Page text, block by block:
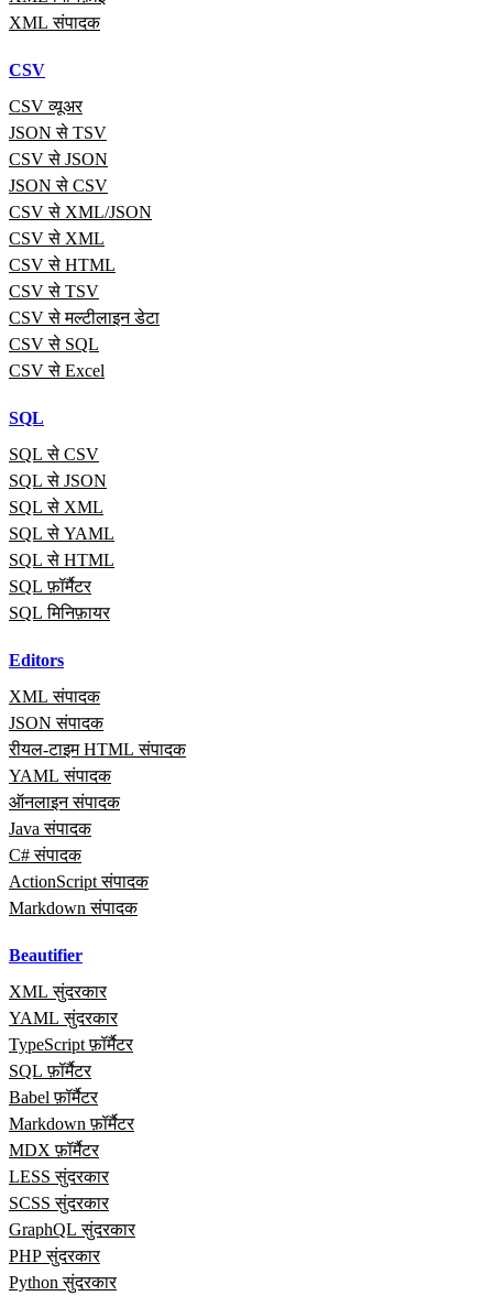
XML संपादक
CSV
CSV व्यूअर
JSON से TSV
CSV से JSON
JSON से CSV
CSV से XML/JSON
CSV से XML
CSV से HTML
CSV से TSV
CSV से मल्टीलाइन डेटा
CSV से SQL
CSV से Excel
SQL
SQL से CSV
SQL से JSON
SQL से XML
SQL से YAML
SQL से HTML
SQL फ़ॉर्मैटर
SQL मिनिफ़ायर
Editors
XML संपादक
JSON संपादक
रीयल‑टाइम HTML संपादक
YAML संपादक
ऑनलाइन संपादक
Java संपादक
C# संपादक
ActionScript संपादक
Markdown संपादक
Beautifier
XML सुंदरकार
YAML सुंदरकार
TypeScript फ़ॉर्मैटर
SQL फ़ॉर्मैटर
Babel फ़ॉर्मैटर
Markdown फ़ॉर्मैटर
MDX फ़ॉर्मैटर
LESS सुंदरकार
SCSS सुंदरकार
GraphQL सुंदरकार
PHP सुंदरकार
Python सुंदरकार